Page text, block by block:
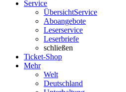
Service
ÜbersichtService
Aboangebote
Leserservice
Leserbriefe
schließen
Ticket-Shop
Mehr
Welt
Deutschland